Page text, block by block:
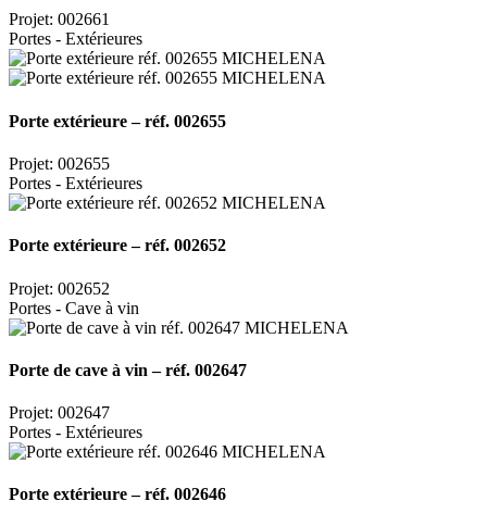
Projet: 002661
Portes - Extérieures
Porte extérieure – réf. 002655
Projet: 002655
Portes - Extérieures
Porte extérieure – réf. 002652
Projet: 002652
Portes - Cave à vin
Porte de cave à vin – réf. 002647
Projet: 002647
Portes - Extérieures
Porte extérieure – réf. 002646